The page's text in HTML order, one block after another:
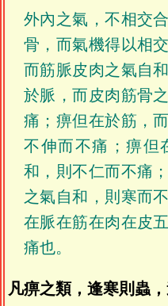
外內之氣，不相交
骨，而氣機得以相
而筋脈皮肉之氣自
於脈，而皮肉筋骨
痛；痹但在於筋，
不伸而不痛；痹但
和，則不仁而不痛
之氣自和，則寒而
在脈在筋在肉在皮
痛也。
凡痹之類，逢寒則蟲，